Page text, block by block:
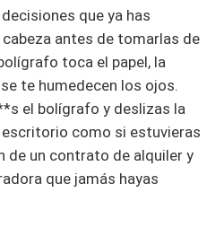
que ya has
antes de tomarlas de
toca el papel, la
te humedecen los ojos.
el bolígrafo y deslizas la
como si estuvieras
de un contrato de alquiler y
que jamás hayas